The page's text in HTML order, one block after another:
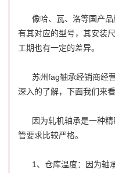
像哈、瓦、洛等国产品
有其对应的型号，其安装
工期也有一定的差异。
苏州fag轴承经销商经营
深入的了解，下面我们来
因为轧机轴承是一种精
管要求比较严格。
1、仓库温度：因为轴